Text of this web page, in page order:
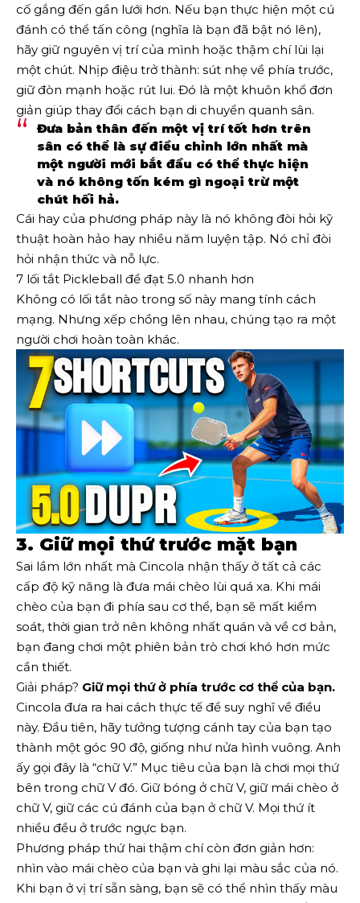
cố gắng đến gần lưới hơn. Nếu bạn thực hiện một cú
đánh có thể tấn công (nghĩa là bạn đã bật nó lên),
hãy giữ nguyên vị trí của mình hoặc thậm chí lùi lại
một chút. Nhịp điệu trở thành: sút nhẹ về phía trước,
giữ đòn mạnh hoặc rút lui. Đó là một khuôn khổ đơn
giản giúp thay đổi cách bạn di chuyển quanh sân.
Đưa bản thân đến một vị trí tốt hơn trên
sân có thể là sự điều chỉnh lớn nhất mà
một người mới bắt đầu có thể thực hiện
và nó không tốn kém gì ngoại trừ một
chút hối hả.
Cái hay của phương pháp này là nó không đòi hỏi kỹ
thuật hoàn hảo hay nhiều năm luyện tập. Nó chỉ đòi
hỏi nhận thức và nỗ lực.
7 lối tắt Pickleball để đạt 5.0 nhanh hơn
Không có lối tắt nào trong số này mang tính cách
mạng. Nhưng xếp chồng lên nhau, chúng tạo ra một
người chơi hoàn toàn khác.
3. Giữ mọi thứ trước mặt bạn
Sai lầm lớn nhất mà Cincola nhận thấy ở tất cả các
cấp độ kỹ năng là đưa mái chèo lùi quá xa. Khi mái
chèo của bạn đi phía sau cơ thể, bạn sẽ mất kiểm
soát, thời gian trở nên không nhất quán và về cơ bản,
bạn đang chơi một phiên bản trò chơi khó hơn mức
cần thiết.
Giải pháp? Giữ mọi thứ ở phía trước cơ thể của bạn.
Cincola đưa ra hai cách thực tế để suy nghĩ về điều
này. Đầu tiên, hãy tưởng tượng cánh tay của bạn tạo
thành một góc 90 độ, giống như nửa hình vuông. Anh
ấy gọi đây là “chữ V.” Mục tiêu của bạn là chơi mọi thứ
bên trong chữ V đó. Giữ bóng ở chữ V, giữ mái chèo ở
chữ V, giữ các cú đánh của bạn ở chữ V. Mọi thứ ít
nhiều đều ở trước ngực bạn.
Phương pháp thứ hai thậm chí còn đơn giản hơn:
nhìn vào mái chèo của bạn và ghi lại màu sắc của nó.
Khi bạn ở vị trí sẵn sàng, bạn sẽ có thể nhìn thấy màu